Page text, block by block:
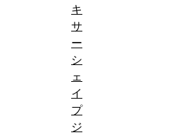
キ
サ
ー
シ
ェ
イ
プ
ジ